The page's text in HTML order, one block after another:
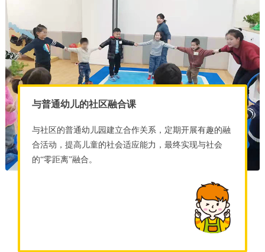
与普通幼儿的社区融合课
与社区的普通幼儿园建立合作关系，定期开展有趣的融
合活动，提高儿童的社会适应能力，最终实现与社会
的“零距离”融合。